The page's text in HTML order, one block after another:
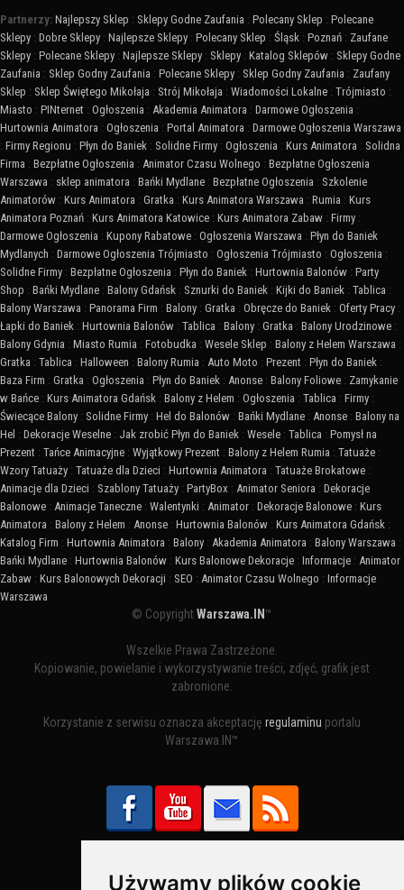
Używamy plików cookie
Partnerzy: Najlepszy Sklep : Sklepy Godne Zaufania : Polecany Sklep : Polecane
Sklepy : Dobre Sklepy : Najlepsze Sklepy : Polecany Sklep : Śląsk : Poznań : Zaufane
Sklepy : Polecane Sklepy : Najlepsze Sklepy : Sklepy : Katalog Sklepów : Sklepy Godne
Zaufania : Sklep Godny Zaufania : Polecane Sklepy : Sklep Godny Zaufania : Zaufany
Sklep : Sklep Świętego Mikołaja : Strój Mikołaja : Wiadomości Lokalne : Trójmiasto :
Miasto : PINternet : Ogłoszenia : Akademia Animatora : Darmowe Ogłoszenia :
Hurtownia Animatora : Ogłoszenia : Portal Animatora : Darmowe Ogłoszenia Warszawa
: Firmy Regionu : Płyn do Baniek : Solidne Firmy : Ogłoszenia : Kurs Animatora : Solidna
Firma : Bezpłatne Ogłoszenia : Animator Czasu Wolnego : Bezpłatne Ogłoszenia
Warszawa : sklep animatora : Bańki Mydlane : Bezpłatne Ogłoszenia : Szkolenie
Animatorów : Kurs Animatora : Gratka : Kurs Animatora Warszawa : Rumia : Kurs
Animatora Poznań : Kurs Animatora Katowice : Kurs Animatora Zabaw : Firmy :
Darmowe Ogłoszenia : Kupony Rabatowe : Ogłoszenia Warszawa : Płyn do Baniek
Mydlanych : Darmowe Ogłoszenia Trójmiasto : Ogłoszenia Trójmiasto : Ogłoszenia :
Solidne Firmy : Bezpłatne Ogłoszenia : Płyn do Baniek : Hurtownia Balonów : Party
Shop : Bańki Mydlane : Balony Gdańsk : Sznurki do Baniek : Kijki do Baniek : Tablica :
Balony Warszawa : Panorama Firm : Balony : Gratka : Obręcze do Baniek : Oferty Pracy :
Łapki do Baniek : Hurtownia Balonów : Tablica : Balony : Gratka : Balony Urodzinowe :
Balony Gdynia : Miasto Rumia : Fotobudka : Wesele Sklep : Balony z Helem Warszawa :
Gratka : Tablica : Halloween : Balony Rumia : Auto Moto : Prezent : Płyn do Baniek :
Baza Firm : Gratka : Ogłoszenia : Płyn do Baniek : Anonse : Balony Foliowe : Zamykanie
w Bańce : Kurs Animatora Gdańsk : Balony z Helem : Ogłoszenia : Tablica : Firmy :
Świecące Balony : Solidne Firmy : Hel do Balonów : Bańki Mydlane : Anonse : Balony na
Hel : Dekoracje Weselne : Jak zrobić Płyn do Baniek : Wesele : Tablica : Pomysł na
Prezent : Tańce Animacyjne : Wyjątkowy Prezent : Balony z Helem Rumia : Tatuaże :
Wzory Tatuaży : Tatuaże dla Dzieci : Hurtownia Animatora : Tatuaże Brokatowe :
Animacje dla Dzieci : Szablony Tatuaży : PartyBox : Animator Seniora : Dekoracje
Balonowe : Animacje Taneczne : Walentynki : Animator : Dekoracje Balonowe : Kurs
Animatora : Balony z Helem : Anonse : Hurtownia Balonów : Kurs Animatora Gdańsk :
Katalog Firm : Hurtownia Animatora : Balony : Akademia Animatora : Balony Warszawa :
Bańki Mydlane : Hurtownia Balonów : Kurs Balonowe Dekoracje : Informacje : Animator
Zabaw : Kurs Balonowych Dekoracji : SEO : Animator Czasu Wolnego : Informacje
Warszawa
© CopyrightWarszawa.IN ™
Wszelkie Prawa Zastrzeżone.
Kopiowanie, powielanie i wykorzystywanie treści, zdjęć, grafik jest
zabronione.
Korzystanie z serwisu oznacza akceptację regulaminu portalu
Warszawa.IN™